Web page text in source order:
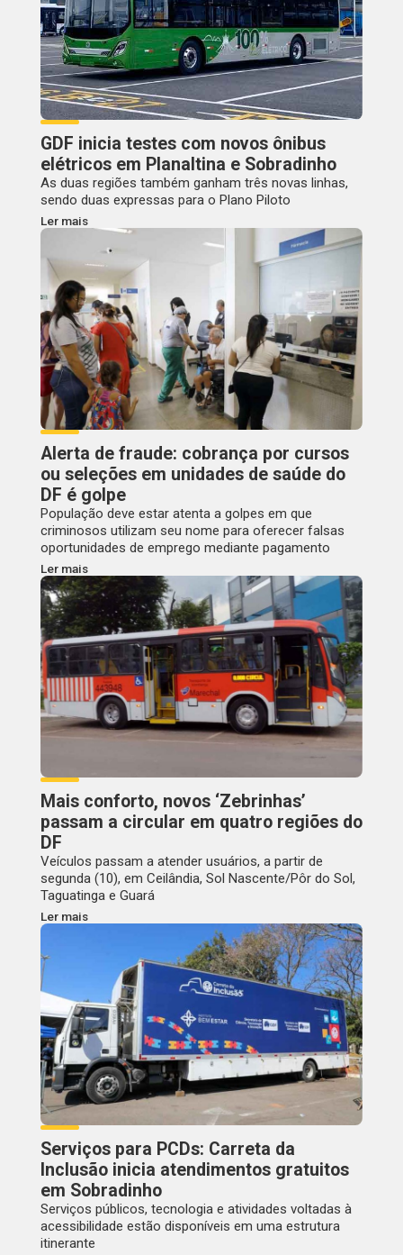
GDF inicia testes com novos ônibus
elétricos em Planaltina e Sobradinho
As duas regiões também ganham três novas linhas,
sendo duas expressas para o Plano Piloto
Ler mais
Alerta de fraude: cobrança por cursos
ou seleções em unidades de saúde do
DF é golpe
População deve estar atenta a golpes em que
criminosos utilizam seu nome para oferecer falsas
oportunidades de emprego mediante pagamento
Ler mais
Mais conforto, novos ‘Zebrinhas’
passam a circular em quatro regiões do
DF
Veículos passam a atender usuários, a partir de
segunda (10), em Ceilândia, Sol Nascente/Pôr do Sol,
Taguatinga e Guará
Ler mais
Serviços para PCDs: Carreta da
Inclusão inicia atendimentos gratuitos
em Sobradinho
Serviços públicos, tecnologia e atividades voltadas à
acessibilidade estão disponíveis em uma estrutura
itinerante